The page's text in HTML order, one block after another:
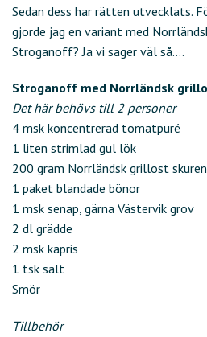
Sedan dess har rätten utvecklats.
gjorde jag en variant med
Stroganoff? Ja vi sager väl så….
Stroganoff med Norrländsk
Det här behövs till 2 personer
4 msk koncentrerad tomatpuré
1 liten strimlad gul lök
200 gram Norrländsk grillost
1 paket blandade bönor
1 msk senap, gärna Västervik grov
2 dl grädde
2 msk kapris
1 tsk salt
Smör
Tillbehör